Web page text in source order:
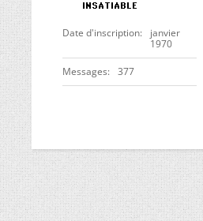
Date d'inscription
janvier
1970
Messages 377